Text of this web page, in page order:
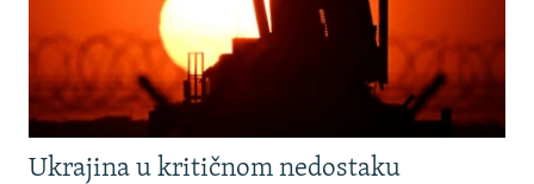
Ukrajina u kritičnom nedostaku